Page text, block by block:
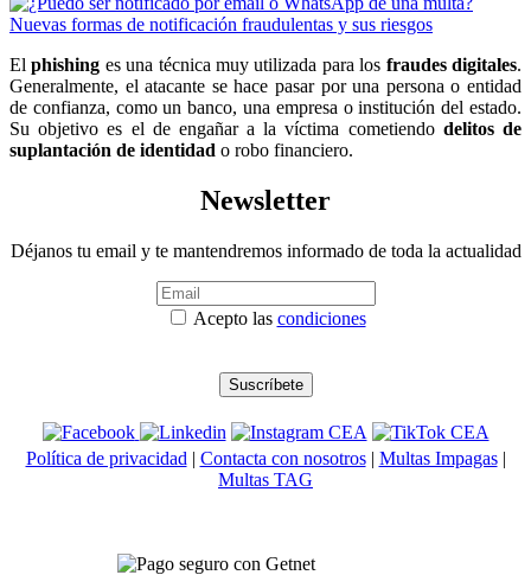
El phishing es una técnica muy utilizada para los fraudes digitales.
Generalmente, el atacante se hace pasar por una persona o entidad
de confianza, como un banco, una empresa o institución del estado.
Su objetivo es el de engañar a la víctima cometiendo delitos de
suplantación de identidad o robo financiero.
Newsletter
Déjanos tu email y te mantendremos informado de toda la actualidad
Acepto las condiciones
Política de privacidad | Contacta con nosotros| Multas Impagas|
Multas TAG